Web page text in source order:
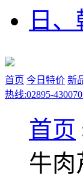
日
首页 今日特价 新
热线:02895-
首页
牛肉